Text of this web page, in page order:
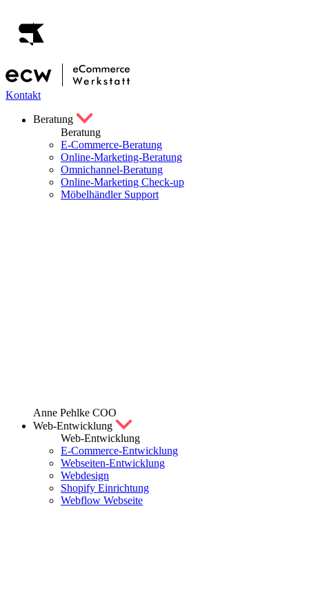
Kontakt
Beratung
Beratung
E-Commerce-Beratung
Online-Marketing-Beratung
Omnichannel-Beratung
Online-Marketing Check-up
Möbelhändler Support
Anne Pehlke COO
Web-Entwicklung
Web-Entwicklung
E-Commerce-Entwicklung
Webseiten-Entwicklung
Webdesign
Shopify Einrichtung
Webflow Webseite